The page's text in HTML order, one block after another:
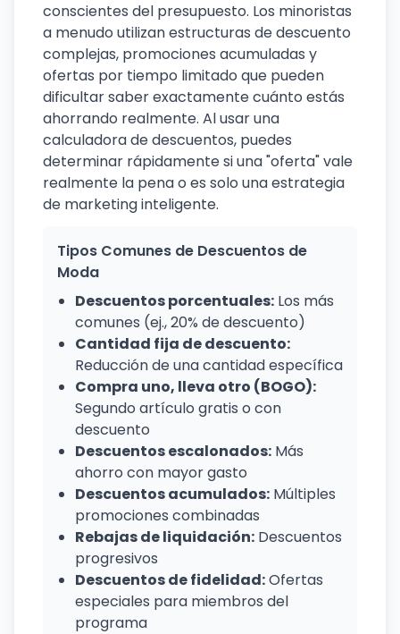
conscientes del presupuesto. Los minoristas
a menudo utilizan estructuras de descuento
complejas, promociones acumuladas y
ofertas por tiempo limitado que pueden
dificultar saber exactamente cuánto estás
ahorrando realmente. Al usar una
calculadora de descuentos, puedes
determinar rápidamente si una "oferta" vale
realmente la pena o es solo una estrategia
de marketing inteligente.
Tipos Comunes de Descuentos de
Moda
Descuentos porcentuales: Los más
comunes (ej., 20% de descuento)
Cantidad fija de descuento:
Reducción de una cantidad específica
Compra uno, lleva otro (BOGO):
Segundo artículo gratis o con
descuento
Descuentos escalonados: Más
ahorro con mayor gasto
Descuentos acumulados: Múltiples
promociones combinadas
Rebajas de liquidación: Descuentos
progresivos
Descuentos de fidelidad:Ofertas
especiales para miembros del
programa